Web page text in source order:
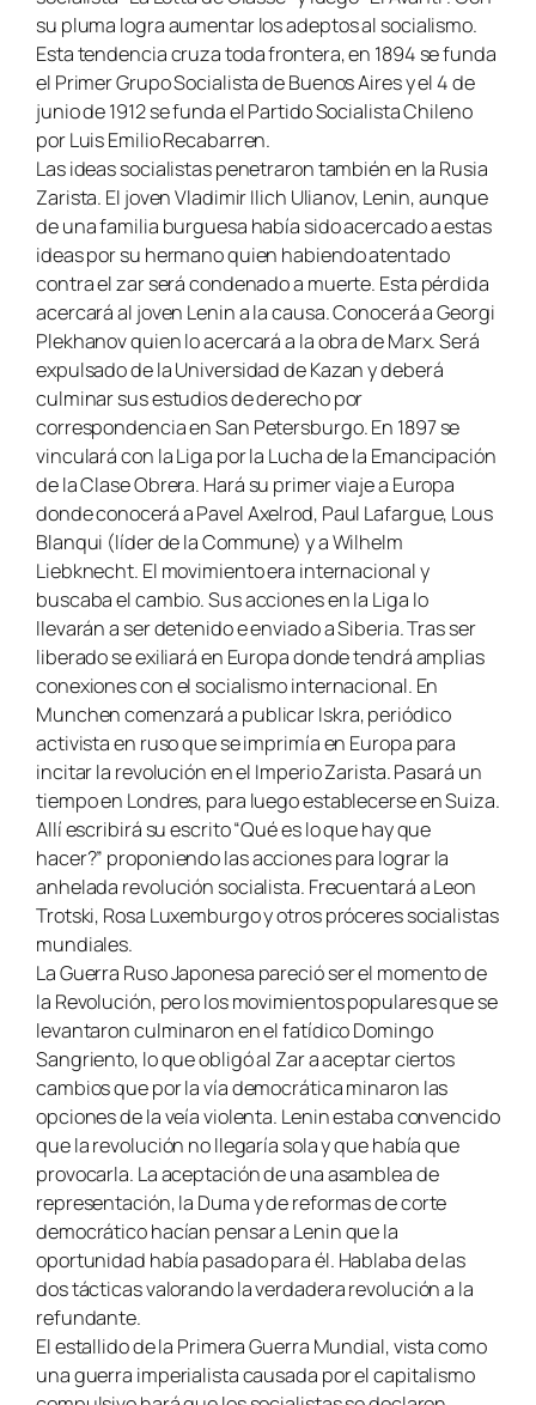
su pluma logra aumentar los adeptos al socialismo.
Esta tendencia cruza toda frontera, en 1894 se funda
el Primer Grupo Socialista de Buenos Aires y el 4 de
junio de 1912 se funda el Partido Socialista Chileno
por Luis Emilio Recabarren.
Las ideas socialistas penetraron también en la Rusia
Zarista. El joven Vladimir Ilich Ulianov, Lenin, aunque
de una familia burguesa había sido acercado a estas
ideas por su hermano quien habiendo atentado
contra el zar será condenado a muerte. Esta pérdida
acercará al joven Lenin a la causa. Conocerá a Georgi
Plekhanov quien lo acercará a la obra de Marx. Será
expulsado de la Universidad de Kazan y deberá
culminar sus estudios de derecho por
correspondencia en San Petersburgo. En 1897 se
vinculará con laLiga por la Lucha de la Emancipación
de la Clase Obrera. Hará su primer viaje a Europa
donde conocerá a Pavel Axelrod, Paul Lafargue, Lous
Blanqui (líder de la Commune) y a Wilhelm
Liebknecht. El movimiento era internacional y
buscaba el cambio. Sus acciones en la Liga lo
llevarán a ser detenido e enviado a Siberia. Tras ser
liberado se exiliará en Europa donde tendrá amplias
conexiones con el socialismo internacional. En
Munchen comenzará a publicarIskra, periódico
activista en ruso que se imprimía en Europa para
incitar la revolución en el Imperio Zarista. Pasará un
tiempo en Londres, para luego establecerse en Suiza.
Allí escribirá su escrito “Qué es lo que hay que
hacer?” proponiendo las acciones para lograr la
anhelada revolución socialista. Frecuentará a Leon
Trotski, Rosa Luxemburgo y otros próceres socialistas
mundiales.
La Guerra Ruso Japonesa pareció ser el momento de
la Revolución, pero los movimientos populares que se
levantaron culminaron en el fatídico Domingo
Sangriento, lo que obligó al Zar a aceptar ciertos
cambios que por la vía democrática minaron las
opciones de la veía violenta. Lenin estaba convencido
que la revolución no llegaría sola y que había que
provocarla. La aceptación de una asamblea de
representación, la Duma y de reformas de corte
democrático hacían pensar a Lenin que la
oportunidad había pasado para él. Hablaba de las
dos tácticas valorando la verdadera revolución a la
refundante.
El estallido de la Primera Guerra Mundial, vista como
una guerra imperialista causada por el capitalismo